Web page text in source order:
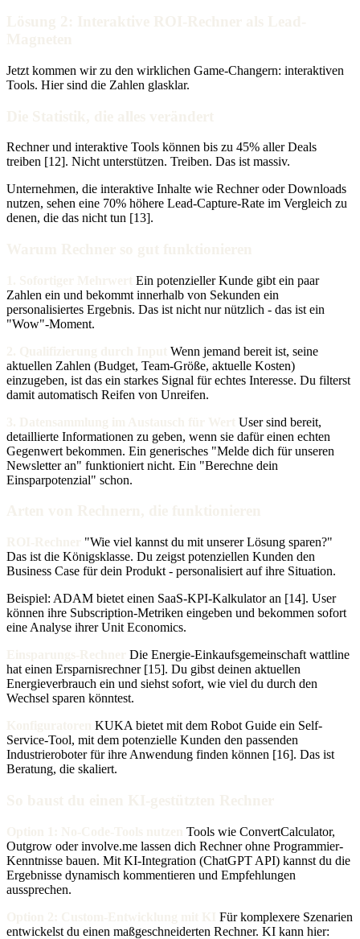
Jetzt kommen wir zu den wirklichen Game-Changern: interaktiven
Tools. Hier sind die Zahlen glasklar.
Rechner und interaktive Tools können bis zu 45% aller Deals
treiben [12]. Nicht unterstützen. Treiben. Das ist massiv.
Unternehmen, die interaktive Inhalte wie Rechner oder Downloads
nutzen, sehen eine 70% höhere Lead-Capture-Rate im Vergleich zu
denen, die das nicht tun [13].
Ein potenzieller Kunde gibt ein paar
Zahlen ein und bekommt innerhalb von Sekunden ein
personalisiertes Ergebnis. Das ist nicht nur nützlich - das ist ein
"Wow"-Moment.
Wenn jemand bereit ist, seine
aktuellen Zahlen (Budget, Team-Größe, aktuelle Kosten)
einzugeben, ist das ein starkes Signal für echtes Interesse. Du filterst
damit automatisch Reifen von Unreifen.
User sind bereit,
detaillierte Informationen zu geben, wenn sie dafür einen echten
Gegenwert bekommen. Ein generisches "Melde dich für unseren
Newsletter an" funktioniert nicht. Ein "Berechne dein
Einsparpotenzial" schon.
"Wie viel kannst du mit unserer Lösung sparen?"
Das ist die Königsklasse. Du zeigst potenziellen Kunden den
Business Case für dein Produkt - personalisiert auf ihre Situation.
Beispiel: ADAM bietet einen SaaS-KPI-Kalkulator an [14]. User
können ihre Subscription-Metriken eingeben und bekommen sofort
eine Analyse ihrer Unit Economics.
Die Energie-Einkaufsgemeinschaft wattline
hat einen Ersparnisrechner [15]. Du gibst deinen aktuellen
Energieverbrauch ein und siehst sofort, wie viel du durch den
Wechsel sparen könntest.
KUKA bietet mit dem Robot Guide ein Self-
Service-Tool, mit dem potenzielle Kunden den passenden
Industrieroboter für ihre Anwendung finden können [16]. Das ist
Beratung, die skaliert.
Tools wie ConvertCalculator,
Outgrow oder involve.me lassen dich Rechner ohne Programmier-
Kenntnisse bauen. Mit KI-Integration (ChatGPT API) kannst du die
Ergebnisse dynamisch kommentieren und Empfehlungen
aussprechen.
Für komplexere Szenarien
entwickelst du einen maßgeschneiderten Rechner. KI kann hier: